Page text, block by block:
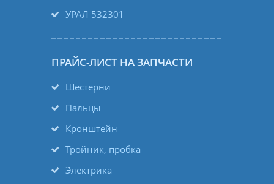
УРАЛ 532301
ПРАЙС-ЛИСТ НА ЗАПЧАСТИ
Шестерни
Пальцы
Кронштейн
Тройник, пробка
Электрика